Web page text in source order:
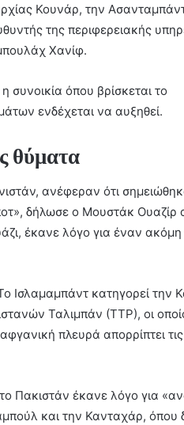
Κουνάρ, την
της περιφερειακής
Χανίφ.
συνοικία όπου βρίσκεται το
ενδέχεται να αυξηθεί.
θύματα
ανέφεραν ότι
δήλωσε ο Μουστάκ Ουαζίρ
έκανε λόγο για έναν
Ισλαμαμπάντ κατηγορεί την
Ταλιμπάν (ΤΤΡ), οι
πλευρά απορρίπτει τις
Πακιστάν έκανε λόγο για
και την Κανταχάρ, όπου